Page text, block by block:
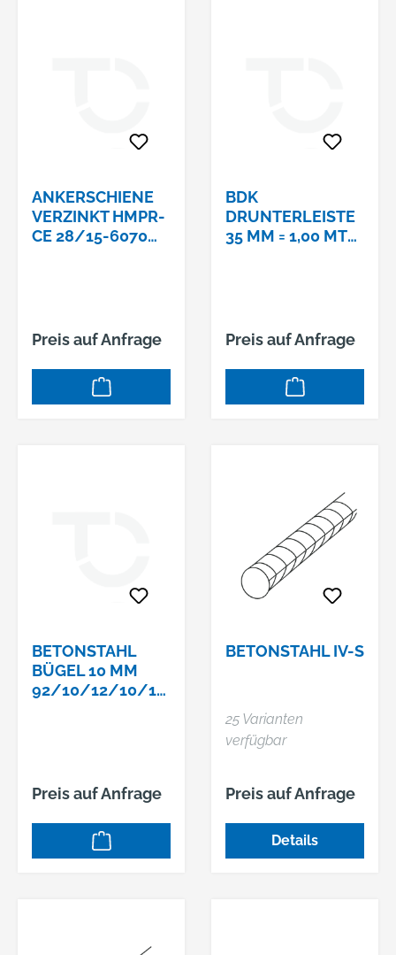
ANKERSCHIENE
VERZINKT HMPR-
CE 28/15-6070
Preis auf Anfrage
BDK
DRUNTERLEISTE
35 MM = 1,00 MTR.
Preis auf Anfrage
BETONSTAHL
BÜGEL 10 MM
92/10/12/10/10
Preis auf Anfrage
BETONSTAHL IV-S
25 Varianten
verfügbar
Preis auf Anfrage
Details